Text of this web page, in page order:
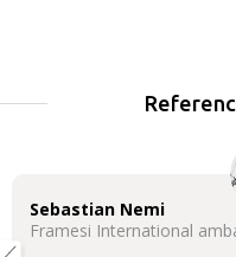
Sebastian Nemi
Framesi International